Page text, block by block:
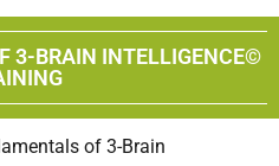
3-BRAIN INTELLIGENCE©
of 3-Brain